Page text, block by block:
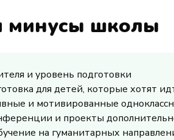
минусы школы
и уровень подготовки
для детей, которые хотят
и мотивированные
и проекты
на гуманитарных